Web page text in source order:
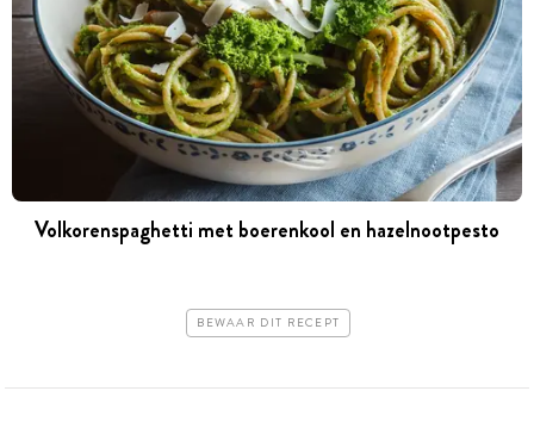
Volkorenspaghetti met boerenkool en hazelnootpesto
BEWAAR DIT RECEPT